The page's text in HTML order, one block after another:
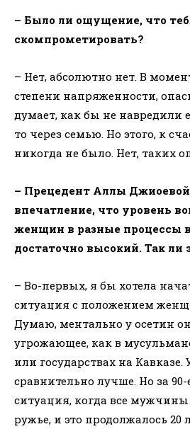
– Было ли ощущение, что
скомпрометировать?
– Нет, абсолютно нет. В
степени напряженности,
думает, как бы не навредили
то через семью. Но этого, к
никогда не было. Нет, таких
– Прецедент Аллы Джиоевой
впечатление, что уровень
женщин в разные процессы
достаточно высокий. Так ли
– Во-первых, я бы хотела
ситуация с положением
Думаю, ментально у осетин
угрожающее, как в
или государствах на Кавказе.
сравнительно лучше. Но за
ситуация, когда все мужчины
ружье, и это продолжалось 20